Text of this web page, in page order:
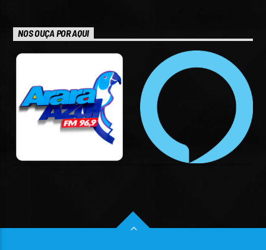
NOS OUÇA POR AQUI